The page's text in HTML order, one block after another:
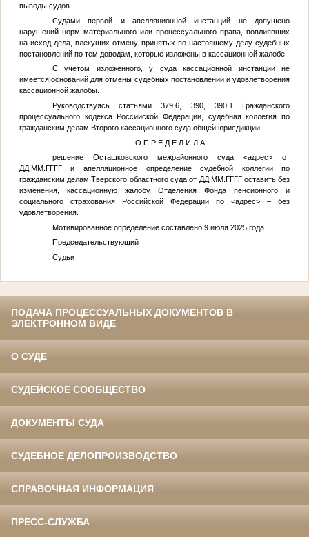
выводы судов.
Судами первой и апелляционной инстанций не допущено
нарушений норм материального или процессуального права, повлиявших
на исход дела, влекущих отмену принятых по настоящему делу судебных
постановлений по тем доводам, которые изложены в кассационной жалобе.
С учетом изложенного, у суда кассационной инстанции не
имеется оснований для отмены судебных постановлений и удовлетворения
кассационной жалобы.
Руководствуясь статьями 379.6, 390, 390.1 Гражданского
процессуального кодекса Российской Федерации, судебная коллегия по
гражданским делам Второго кассационного суда общей юрисдикции
О П Р Е Д Е Л И Л А:
решение Осташковского межрайонного суда<адрес> от
ДД.ММ.ГГГГи апелляционное определение судебной коллегии по
гражданским делам Тверского областного суда от ДД.ММ.ГГГГоставить без
изменения, кассационную жалобу Отделения Фонда пенсионного и
социального страхования Российской Федерации по<адрес> – без
удовлетворения.
Мотивированное определение составлено 9 июля 2025 года.
Председательствующий
Судьи
ПОДАЧА ПРОЦЕССУАЛЬНЫХ ДОКУМЕНТОВ В
ЭЛЕКТРОННОМ ВИДЕ
О СУДЕ
СУДЕЙСКОЕ СООБЩЕСТВО
ДОКУМЕНТЫ СУДА
СУДЕБНОЕ ДЕЛОПРОИЗВОДСТВО
СПРАВОЧНАЯ ИНФОРМАЦИЯ
ПРЕСС-СЛУЖБА